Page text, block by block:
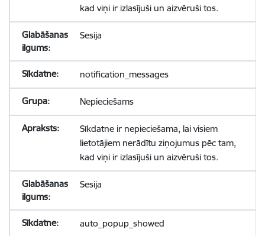
kad viņi ir izlasījuši un aizvēruši tos.
Sesija
notification_messages
Nepieciešams
Sīkdatne ir nepieciešama, lai visiem
lietotājiem nerādītu ziņojumus pēc tam,
kad viņi ir izlasījuši un aizvēruši tos.
Sesija
auto_popup_showed